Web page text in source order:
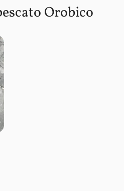
Orobico